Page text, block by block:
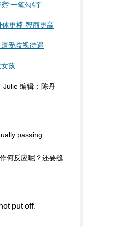
“一笔勾销”
更棒 智商更高
受歧视待遇
孩
Julie 编辑：陈丹
passing
何反应呢？还要缝
put off.